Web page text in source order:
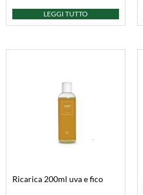
LEGGI TUTTO
ricarica 200ml uva e fico